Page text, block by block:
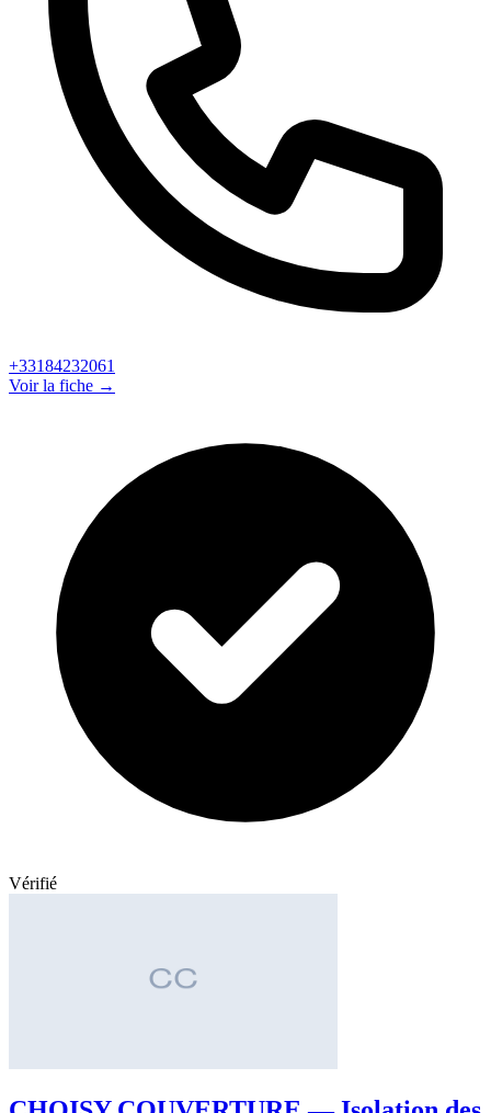
+33184232061
Voir la fiche →
Vérifié